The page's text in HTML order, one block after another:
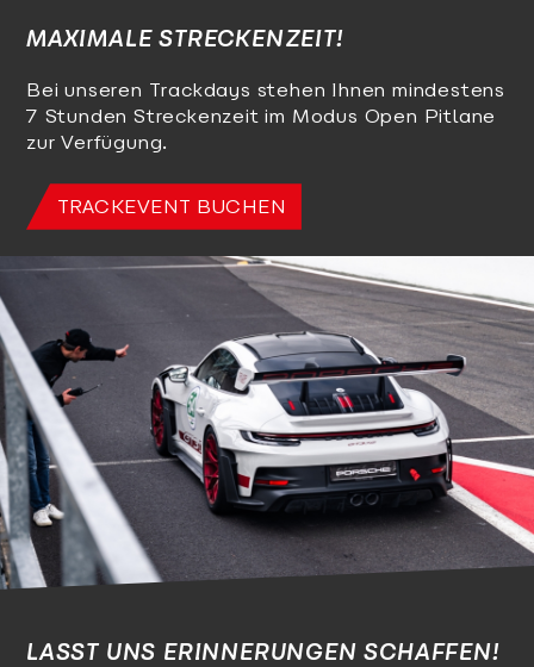
MAXIMALE STRECKENZEIT!
Bei unseren Trackdays stehen Ihnen mindestens
7 Stunden Streckenzeit im Modus Open Pitlane
zur Verfügung.
TRACKEVENT BUCHEN
LASST UNS ERINNERUNGEN SCHAFFEN!